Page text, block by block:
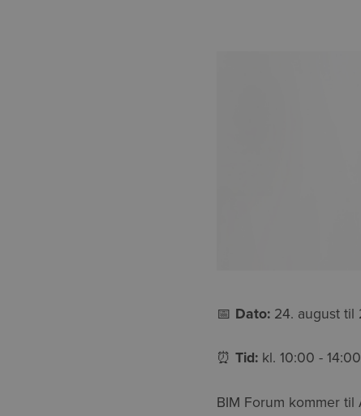
📅 Dato: 24. august til
⏰ Tid: kl. 10:00 - 14:00
BIM Forum kommer